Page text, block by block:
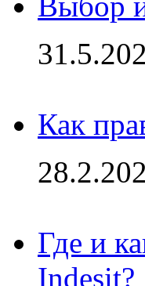
Как
Где и
Indesit?